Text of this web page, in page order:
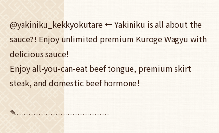
@yakiniku_kekkyokutare ← Yakiniku is all about the
sauce?! Enjoy unlimited premium Kuroge Wagyu with
delicious sauce!
Enjoy all-you-can-eat beef tongue, premium skirt
steak, and domestic beef hormone!
✎˒˒˒˒˒˒˒˒˒˒˒˒˒˒˒˒˒˒˒˒˒˒˒˒˒˒˒˒˒˒˒˒˒˒˒˒˒˒